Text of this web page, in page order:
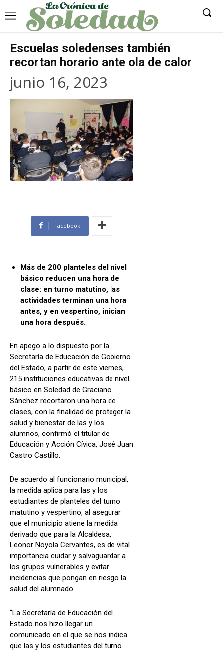
Escuelas soledenses también
recortan horario ante ola de calor
junio 16, 2023
Facebook
Más de 200 planteles del nivel
básico reducen una hora de
clase: en turno matutino, las
actividades terminan una hora
antes, y en vespertino, inician
una hora después.
En apego a lo dispuesto por la
Secretaría de Educación de Gobierno
del Estado, a partir de este viernes,
215 instituciones educativas de nivel
básico en Soledad de Graciano
Sánchez recortaron una hora de
clases, con la finalidad de proteger la
salud y bienestar de las y los
alumnos, confirmó el titular de
Educación y Acción Cívica, José Juan
Castro Castillo.
De acuerdo al funcionario municipal,
la medida aplica para las y los
estudiantes de planteles del turno
matutino y vespertino, al asegurar
que el municipio atiene la medida
derivado que para la Alcaldesa,
Leonor Noyola Cervantes, es de vital
importancia cuidar y salvaguardar a
los grupos vulnerables y evitar
incidencias que pongan en riesgo la
salud del alumnado.
“La Secretaría de Educación del
Estado nos hizo llegar un
comunicado en el que se nos indica
que las y los estudiantes del turno